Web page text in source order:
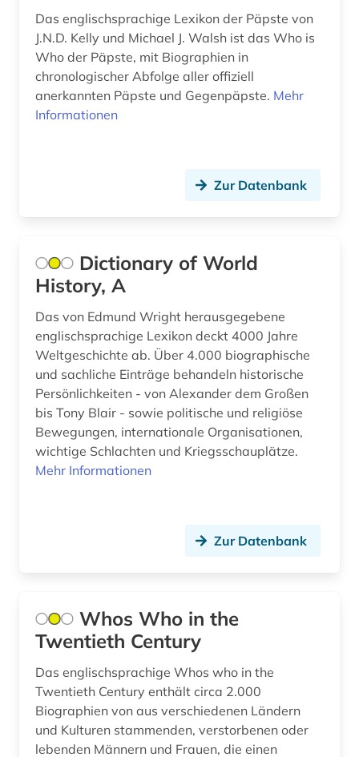
immatrikulation (2)
indien (1)
warnemünde-wustrow (1)
italianistik (3)
italien (2)
jahrbuch (1)
jahresbericht (1)
jazz (1)
johann wolfgang von (1)
jonson (1)
katalog (2)
kirchengeschichte (1)
Das englischsprachige Lexikon der Päpste von
J.N.D. Kelly und Michael J. Walsh ist das Who is
Who der Päpste, mit Biographien in
chronologischer Abfolge aller offiziell
anerkannten Päpste und Gegenpäpste. Mehr
Informationen
Zur Datenbank
Dictionary of World
History, A
Das von Edmund Wright herausgegebene
englischsprachige Lexikon deckt 4000 Jahre
Weltgeschichte ab. Über 4.000 biographische
und sachliche Einträge behandeln historische
Persönlichkeiten - von Alexander dem Großen
bis Tony Blair - sowie politische und religiöse
Bewegungen, internationale Organisationen,
wichtige Schlachten und Kriegsschauplätze.
Mehr Informationen
Zur Datenbank
Whos Who in the
Twentieth Century
Das englischsprachige Whos who in the
Twentieth Century enthält circa 2.000
Biographien von aus verschiedenen Ländern
und Kulturen stammenden, verstorbenen oder
lebenden Männern und Frauen, die einen